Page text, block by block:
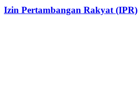
Izin Pertambangan Rakyat (IPR)